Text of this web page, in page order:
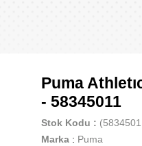
Puma
- 58345011
Stok Kodu
Marka : Puma